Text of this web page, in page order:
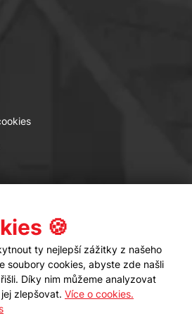
Sledujte nás
🍪
ty nejlepší zážitky z našeho
soubory cookies, abyste zde našli
Díky nim můžeme analyzovat
zlepšovat. Více o cookies.